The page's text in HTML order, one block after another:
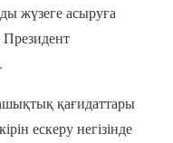
жүзеге асыруға
қағидаттары
ескеру негізінде